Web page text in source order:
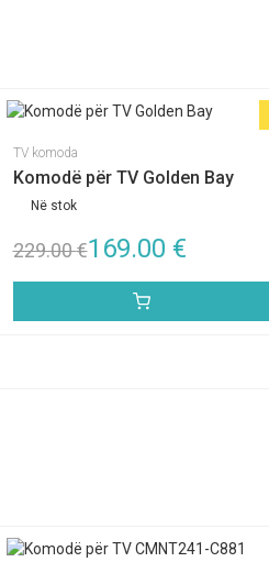
TV komoda
Komodë për TV Golden Bay
Në stok
229.00€169.00 €